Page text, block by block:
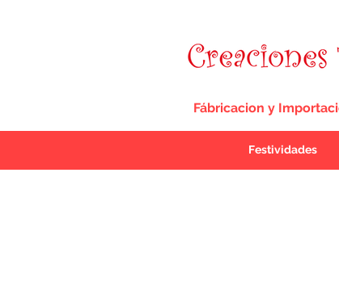
Fábricacion y
Festividades